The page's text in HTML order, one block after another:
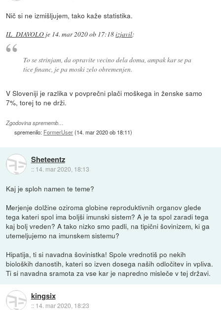
Nič si ne izmišljujem, tako kaže statistika.
IL_DIAVOLO je 14. mar 2020 ob 17:18izjavil:
To se strinjam, da opravite vecino dela doma, ampak kar se pa
tice financ, je pa moski zelo obremenjen.
V Sloveniji je razlika v povprečni plači moškega in ženske samo
7%, torej to ne drži.
Zgodovina sprememb…
spremenilo: FormerUser(14. mar 2020 ob 18:11)
Sheteentz
:: 14. mar 2020, 18:13
Kaj je sploh namen te teme?
Merjenje dolžine oziroma globine reproduktivnih organov glede
tega kateri spol ima boljši imunski sistem? A je ta spol zaradi tega
kaj bolj vreden? A tako nizko smo padli, na tipični šovinizem, ki ga
utemeljujemo na imunskem sistemu?
Hipatija, ti si navadna šovinistka! Spole vrednotiš po nekih
bioloških danostih, kateri so izven dosega naših odločitev in vpliva.
Ti si navadna sramota za vse kar je napredno misleče v tej državi.
kingsix
:: 14. mar 2020, 18:23